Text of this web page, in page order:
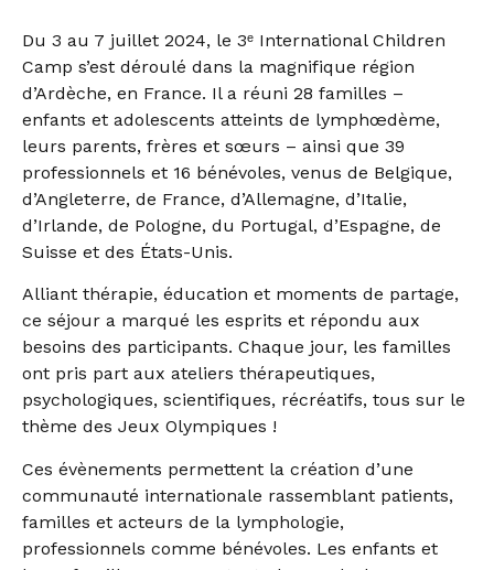
Du 3 au 7 juillet 2024, le 3ᵉ International Children
Camp s’est déroulé dans la magnifique région
d’Ardèche, en France. Il a réuni 28 familles –
enfants et adolescents atteints de lymphœdème,
leurs parents, frères et sœurs – ainsi que 39
professionnels et 16 bénévoles, venus de Belgique,
d’Angleterre, de France, d’Allemagne, d’Italie,
d’Irlande, de Pologne, du Portugal, d’Espagne, de
Suisse et des États-Unis.
Alliant thérapie, éducation et moments de partage,
ce séjour a marqué les esprits et répondu aux
besoins des participants. Chaque jour, les familles
ont pris part aux ateliers thérapeutiques,
psychologiques, scientifiques, récréatifs, tous sur le
thème des Jeux Olympiques !
Ces évènements permettent la création d’une
communauté internationale rassemblant patients,
familles et acteurs de la lymphologie,
professionnels comme bénévoles. Les enfants et